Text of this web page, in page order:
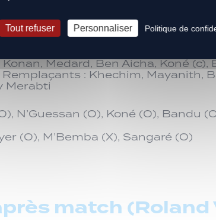
Seba, N’Diaye,
Elogo, Meyer, Sangaré, baal.
Konan, Medard, Ben Aicha, Koné
: Khechim, Mayanith,
Merabti
N’Guessan (O), Koné (O), Bandu
(O), M’Bemba (X), Sangaré (O)
match
Tout refuser Personnaliser Politique de